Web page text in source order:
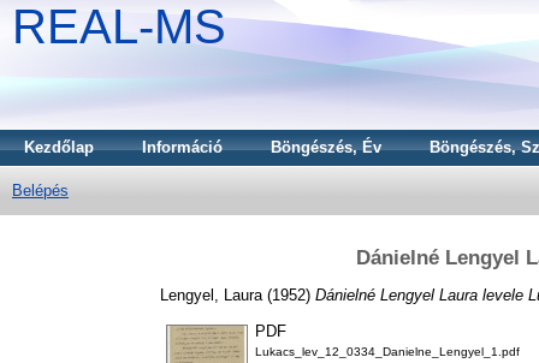
REAL-MS
Kezdőlap Információ Böngészés, Év Böngészés,
Belépés
Dánielné Lengyel
Lengyel, Laura (1952) Dánielné Lengyel Laura levele
PDF
Lukacs_lev_12_0334_Danielne_Lengyel_1.pdf